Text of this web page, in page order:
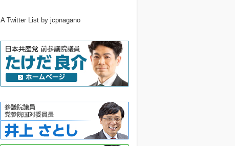
A Twitter List by jcpnagano